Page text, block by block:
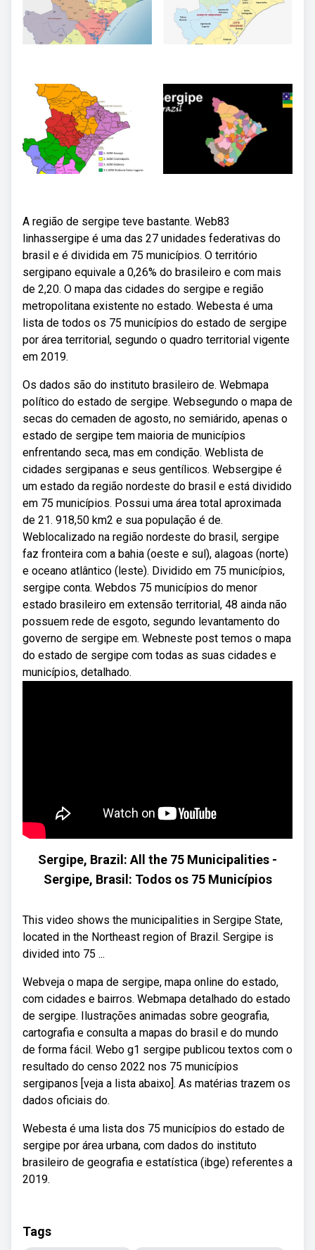
A região de sergipe teve bastante. Web83
linhassergipe é uma das 27 unidades federativas do
brasil e é dividida em 75 municípios. O território
sergipano equivale a 0,26% do brasileiro e com mais
de 2,20. O mapa das cidades do sergipe e região
metropolitana existente no estado. Webesta é uma
lista de todos os 75 municípios do estado de sergipe
por área territorial, segundo o quadro territorial vigente
em 2019.
Os dados são do instituto brasileiro de. Webmapa
político do estado de sergipe. Websegundo o mapa de
secas do cemaden de agosto, no semiárido, apenas o
estado de sergipe tem maioria de municípios
enfrentando seca, mas em condição. Weblista de
cidades sergipanas e seus gentílicos. Websergipe é
um estado da região nordeste do brasil e está dividido
em 75 municípios. Possui uma área total aproximada
de 21. 918,50 km2 e sua população é de.
Weblocalizado na região nordeste do brasil, sergipe
faz fronteira com a bahia (oeste e sul), alagoas (norte)
e oceano atlântico (leste). Dividido em 75 municípios,
sergipe conta. Webdos 75 municípios do menor
estado brasileiro em extensão territorial, 48 ainda não
possuem rede de esgoto, segundo levantamento do
governo de sergipe em. Webneste post temos o mapa
do estado de sergipe com todas as suas cidades e
municípios, detalhado.
Sergipe, Brazil: All the 75 Municipalities -
Sergipe, Brasil: Todos os 75 Municípios
This video shows the municipalities in Sergipe State,
located in the Northeast region of Brazil. Sergipe is
divided into 75 ...
Webveja o mapa de sergipe, mapa online do estado,
com cidades e bairros. Webmapa detalhado do estado
de sergipe. Ilustrações animadas sobre geografia,
cartografia e consulta a mapas do brasil e do mundo
de forma fácil. Webo g1 sergipe publicou textos com o
resultado do censo 2022 nos 75 municípios
sergipanos [veja a lista abaixo]. As matérias trazem os
dados oficiais do.
Webesta é uma lista dos 75 municípios do estado de
sergipe por área urbana, com dados do instituto
brasileiro de geografia e estatística (ibge) referentes a
2019.
Tags